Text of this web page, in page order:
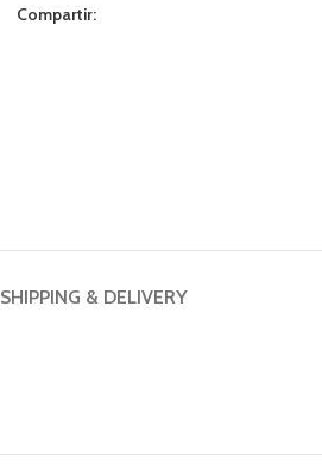
Compartir:
SHIPPING & DELIVERY